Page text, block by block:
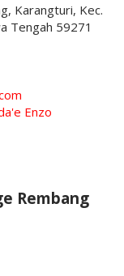
Karangturi, Kec.
Tengah 59271
Enzo
Rembang